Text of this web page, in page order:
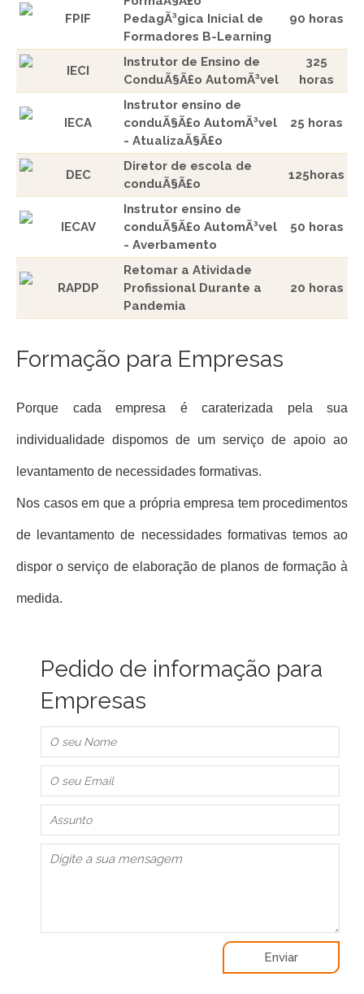
FPIF
PedagÃ³gica Inicial de
Formadores B-Learning
90 horas
IECI
Instrutor de Ensino de
ConduÃ§Ã£o AutomÃ³vel
325
horas
IECA
Instrutor ensino de
conduÃ§Ã£o AutomÃ³vel
- AtualizaÃ§Ã£o
25 horas
DEC
Diretor de escola de
conduÃ§Ã£o
125horas
IECAV
Instrutor ensino de
conduÃ§Ã£o AutomÃ³vel
- Averbamento
50 horas
RAPDP
Retomar a Atividade
Profissional Durante a
Pandemia
20 horas
Formação para Empresas
Porque cada empresa é caraterizada pela sua
individualidade dispomos de um serviço de apoio ao
levantamento de necessidades formativas.
Nos casos em que a própria empresa tem procedimentos
de levantamento de necessidades formativas temos ao
dispor o serviço de elaboração de planos de formação à
medida.
Pedido de informação para
Empresas